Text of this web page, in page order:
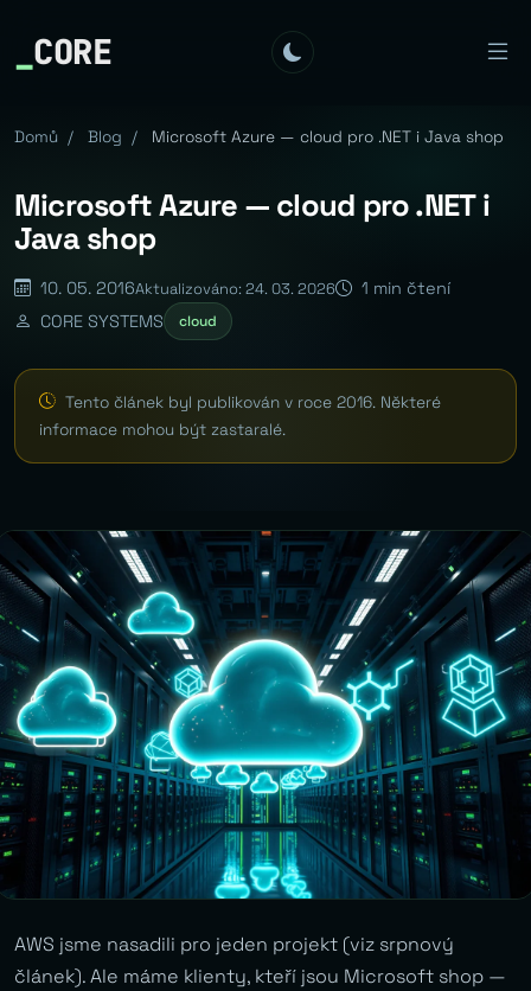
_CORE
Domů / Blog / Microsoft Azure — cloud pro .NET i Java shop
Microsoft Azure — cloud pro .NET i
Java shop
10. 05. 2016Aktualizováno: 24. 03. 2026
1 min čtení
CORE SYSTEMS
cloud
Tento článek byl publikován v roce 2016. Některé
informace mohou být zastaralé.
AWS jsme nasadili pro jeden projekt (viz srpnový
článek). Ale máme klienty, kteří jsou Microsoft shop —